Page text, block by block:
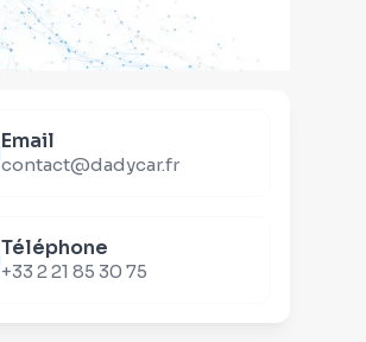
Email
contact@dadycar.fr
Téléphone
+33 2 21 85 30 75